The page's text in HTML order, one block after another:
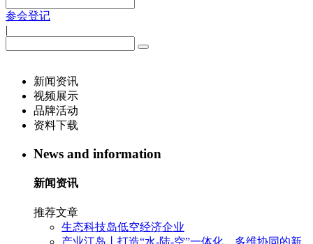
参会登记
|
新闻资讯
视频展示
品牌活动
资料下载
News and information
新闻资讯
推荐文章
生态科技岛低空经济企业